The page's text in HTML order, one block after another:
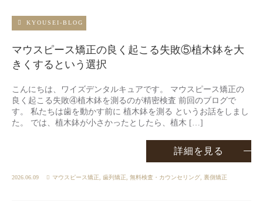
KYOUSEI-BLOG
マウスピース矯正の良く起こる失敗⑤植木鉢を大
きくするという選択
こんにちは、ワイズデンタルキュアです。 マウスピース矯正の
良く起こる失敗④植木鉢を測るのが精密検査 前回のブログで
す。 私たちは歯を動かす前に 植木鉢を測る というお話をしまし
た。 では、植木鉢が小さかったとしたら、植木 […]
詳細を見る
2026.06.09 マウスピース矯正 歯列矯正 無料検査・カウンセリング 裏側矯正